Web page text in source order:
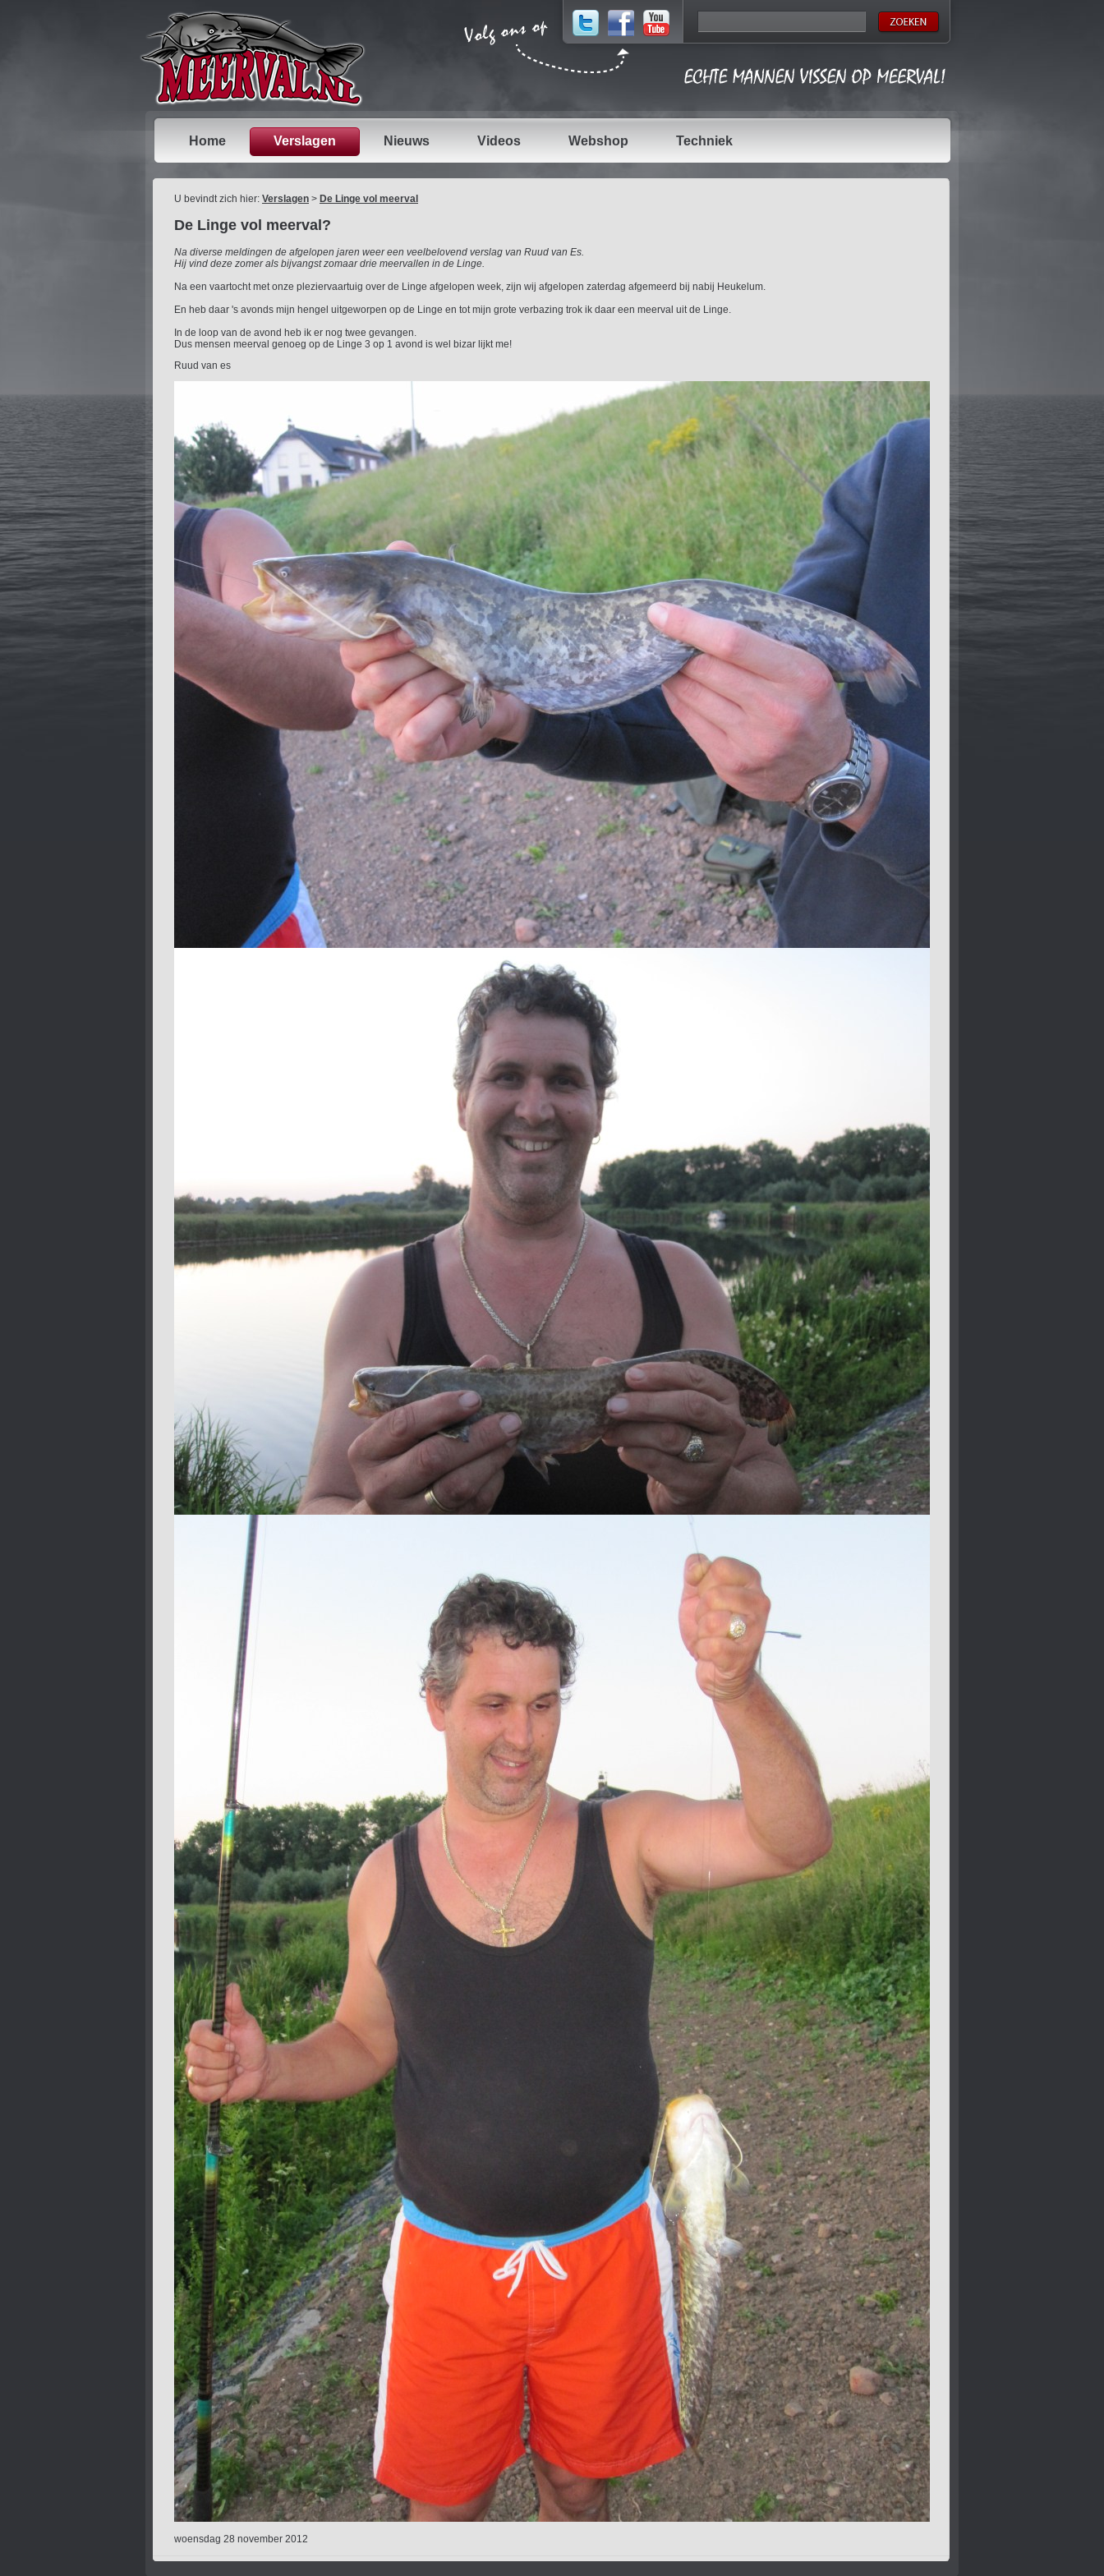
Home Verslagen Nieuws Videos Webshop Techniek
U bevindt zich hier: Verslagen > De Linge vol meerval
De Linge vol meerval?
Na diverse meldingen de afgelopen jaren weer een veelbelovend verslag van Ruud van Es.
Hij vind deze zomer als bijvangst zomaar drie meervallen in de Linge.
Na een vaartocht met onze pleziervaartuig over de Linge afgelopen week, zijn wij afgelopen zaterdag afgemeerd bij nabij Heukelum.
En heb daar 's avonds mijn hengel uitgeworpen op de Linge en tot mijn grote verbazing trok ik daar een meerval uit de Linge.
In de loop van de avond heb ik er nog twee gevangen.
Dus mensen meerval genoeg op de Linge 3 op 1 avond is wel bizar lijkt me!
Ruud van es
woensdag 28 november 2012